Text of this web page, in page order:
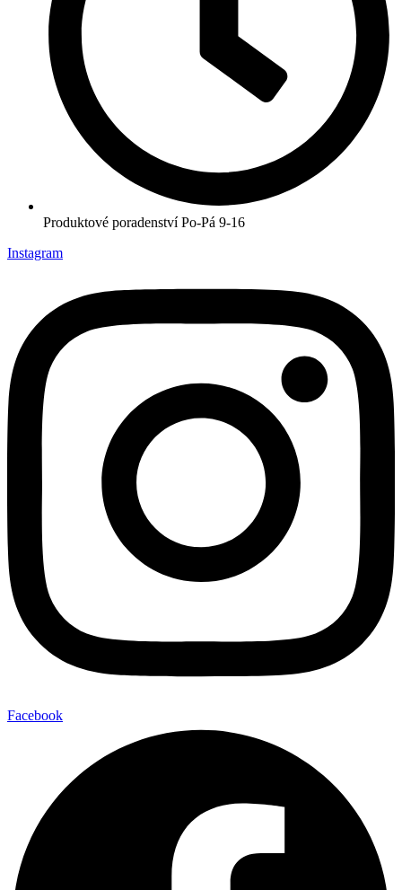
Produktové poradenství Po-Pá 9-16
Instagram
Facebook